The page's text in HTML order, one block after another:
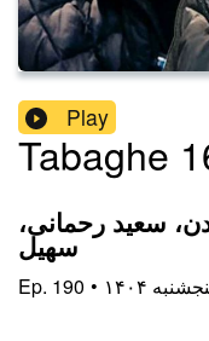
Play
سعید رحمانی،
سهیل
Ep. 190 •